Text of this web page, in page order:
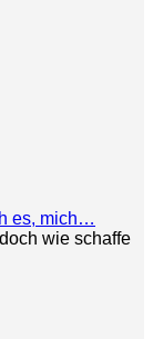
es, mich…
wie schaffe